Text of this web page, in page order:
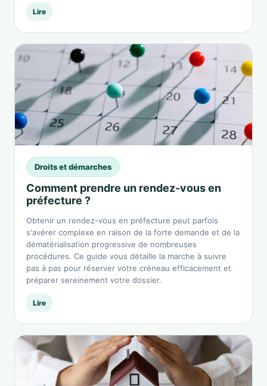
Lire
Droits et démarches
Comment prendre un rendez-vous en
préfecture ?
Obtenir un rendez-vous en préfecture peut parfois
s'avérer complexe en raison de la forte demande et de la
dématérialisation progressive de nombreuses
procédures. Ce guide vous détaille la marche à suivre
pas à pas pour réserver votre créneau efficacement et
préparer sereinement votre dossier.
Lire